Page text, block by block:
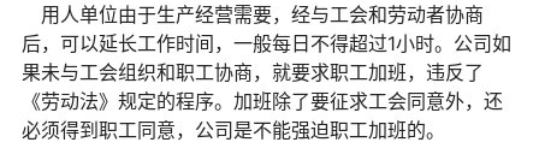
用人单位由于生产经营需要，经与工会和劳动者协商
后，可以延长工作时间，一般每日不得超过1小时。公司如
果未与工会组织和职工协商，就要求职工加班，违反了
《劳动法》规定的程序。加班除了要征求工会同意外，还
必须得到职工同意，公司是不能强迫职工加班的。